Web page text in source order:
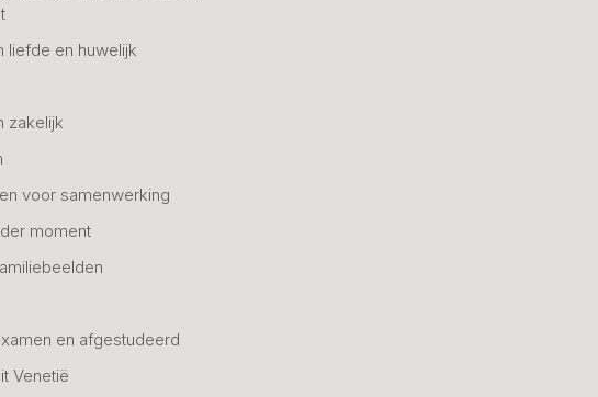
liefde en huwelijk
zakelijk
voor samenwerking
moment
en afgestudeerd
Venetië